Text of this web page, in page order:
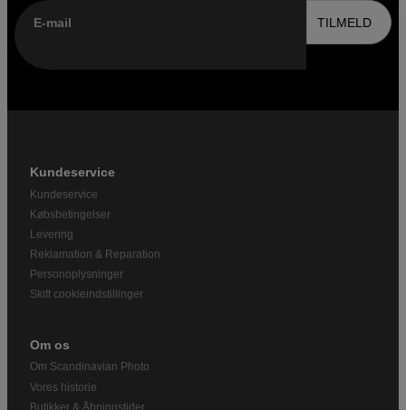
E-mail TILMELD
Kundeservice
Kundeservice
Købsbetingelser
Levering
Reklamation & Reparation
Personoplysninger
Skift cookieindstillinger
Om os
Om Scandinavian Photo
Vores historie
Butikker & Åbningstider